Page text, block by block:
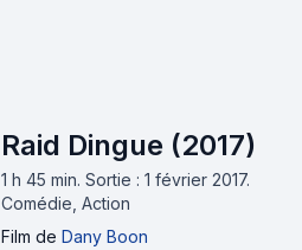
Raid Dingue (2017)
1 h 45 min. Sortie : 1 février 2017.
Comédie, Action
Film de Dany Boon